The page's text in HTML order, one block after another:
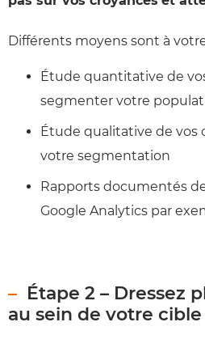
Différents moyens sont à
Étude quantitative de
segmenter votre
Étude qualitative de vos
votre segmentation
Rapports documentés
Google Analytics par
Étape 2 – Dressez
au sein de votre cible